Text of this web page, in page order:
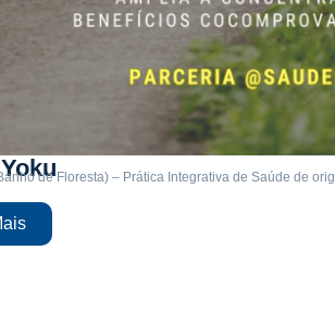
de Floresta) – Prática Integrativa de Saúde de